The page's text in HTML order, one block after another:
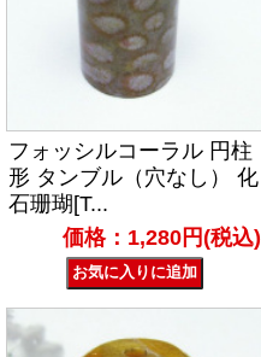
フォッシルコーラル 円柱
形 タンブル（穴なし） 化
石珊瑚[T...
価格：1,280円(税込)